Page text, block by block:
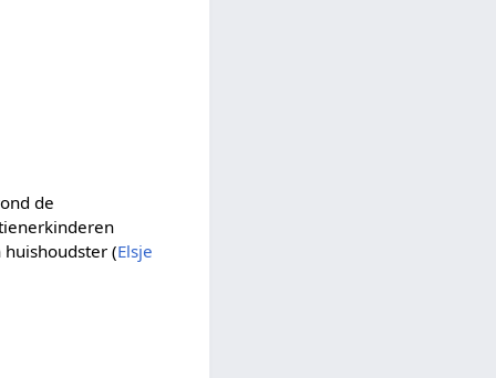
de
(Elsje